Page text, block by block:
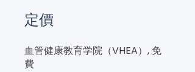
定價
血管健康教育学院（VHEA）, 免
費